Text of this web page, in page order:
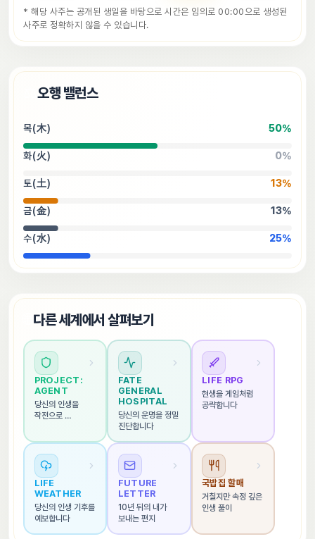
* 해당 사주는 공개된 생일을 바탕으로 시간은 임의로 00:00으로 생성된
사주로 정확하지 않을 수 있습니다.
오행 밸런스
목(木) 50%
화(火) 0%
토(土) 13%
금(金) 13%
수(水) 25%
다른 세계에서 살펴보기
PROJECT:
AGENT
당신의 인생을
작전으로
FATE
GENERAL
HOSPITAL
당신의 운명을 정밀
진단합니다
LIFE RPG
현생을 게임처럼
공략합니다
LIFE
WEATHER
당신의 인생 기후를
예보합니다
FUTURE
LETTER
10년 뒤의 내가
보내는 편지
국밥집 할매
거칠지만 속정 깊은
인생 풀이